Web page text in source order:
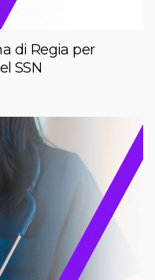
di Regia per
SSN